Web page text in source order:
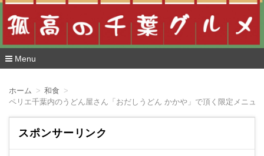
Menu
ホーム
和食
ペリエ千葉内のうどん屋さん「おだしうどん かかや」で頂く限定メニュ
スポンサーリンク